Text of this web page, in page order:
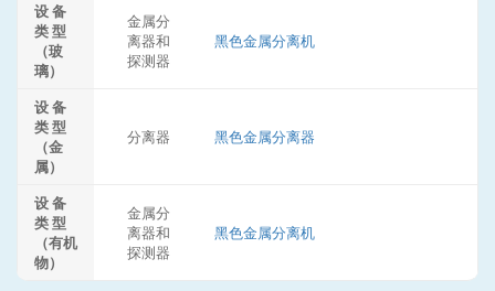
设 备
类 型
（玻
璃）
金属分
离器和
探测器
黑色金属分离机
设 备
类 型
（金
属）
分离器 黑色金属分离器
设 备
类 型
（有机
物）
金属分
离器和
探测器
黑色金属分离机